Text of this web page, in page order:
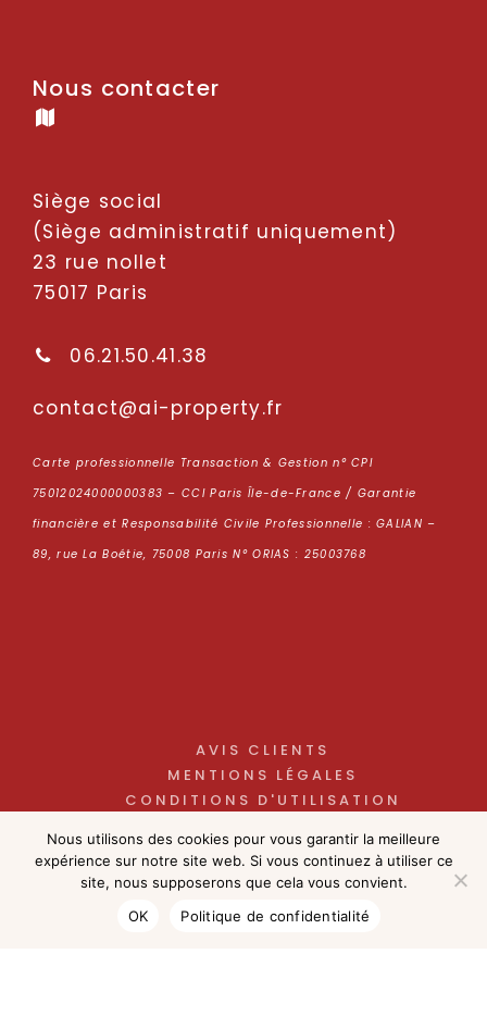
Nous contacter
Siège social
(Siège administratif uniquement)
23 rue nollet
75017 Paris
06.21.50.41.38
rf.yt
repor
p-ia@
tcatn
oc
Carte professionnelle Transaction & Gestion n° CPI
75012024000000383 – CCI Paris Île-de-France / Garantie
financière et Responsabilité Civile Professionnelle : GALIAN –
89, rue La Boétie, 75008 Paris N° ORIAS : 25003768
AVIS CLIENTS
MENTIONS LÉGALES
CONDITIONS D'UTILISATION
NOS HONORAIRES
Nous utilisons des cookies pour vous garantir la meilleure
expérience sur notre site web. Si vous continuez à utiliser ce
site, nous supposerons que cela vous convient.
OK
Politique de confidentialité